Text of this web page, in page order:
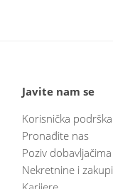
Javite nam se
Korisnička podrška
Pronađite nas
Poziv dobavljačima
Nekretnine i zakupi